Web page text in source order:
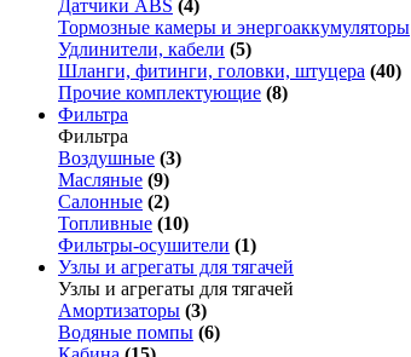
Датчики ABS (4)
Тормозные камеры и энергоаккумуляторы
Удлинители, кабели (5)
Шланги, фитинги, головки, штуцера (40)
Прочие комплектующие (8)
Фильтра
Фильтра
Воздушные (3)
Масляные (9)
Салонные (2)
Топливные (10)
Фильтры-осушители (1)
Узлы и агрегаты для тягачей
Узлы и агрегаты для тягачей
Амортизаторы (3)
Водяные помпы (6)